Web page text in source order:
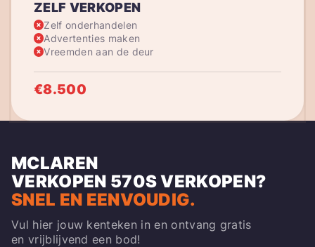
ZELF VERKOPEN
Zelf onderhandelen
Advertenties maken
Vreemden aan de deur
€8.500
MCLAREN
VERKOPEN 570SVERKOPEN?
SNEL EN EENVOUDIG.
Vul hier jouw kenteken in en ontvang gratis
en vrijblijvend een bod!